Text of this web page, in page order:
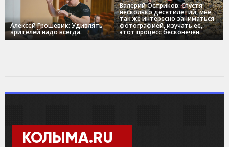
Алексей Грошевик: Удивлять
зрителей надо всегда.
Валерий Остриков: Спустя
несколько десятилетий, мне
так же интересно заниматься
фотографией, изучать ее,
этот процесс бесконечен.
КОЛЫМА.RU